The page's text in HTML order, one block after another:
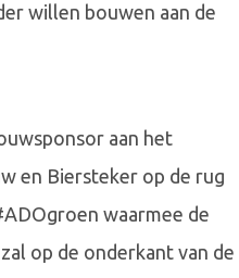
willen bouwen aan de
aan het
en Biersteker op de rug
waarmee de
op de onderkant van de